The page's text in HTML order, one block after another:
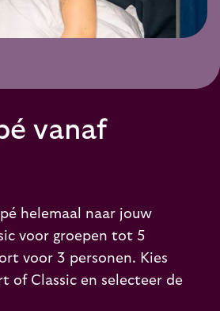
vanaf
helemaal naar jouw
voor groepen tot 5
voor 3 personen. Kies
of Classic en selecteer de